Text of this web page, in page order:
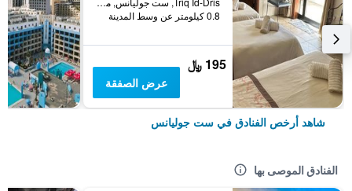
0.8 كيلومتر عن وسط المدينة
195 ﷼
عرض الصفقة
شاهد أرخص الفنادق في ست جوليانس
الفنادق الموصى بها